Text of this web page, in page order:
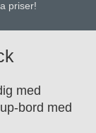
priser!
med
bord med